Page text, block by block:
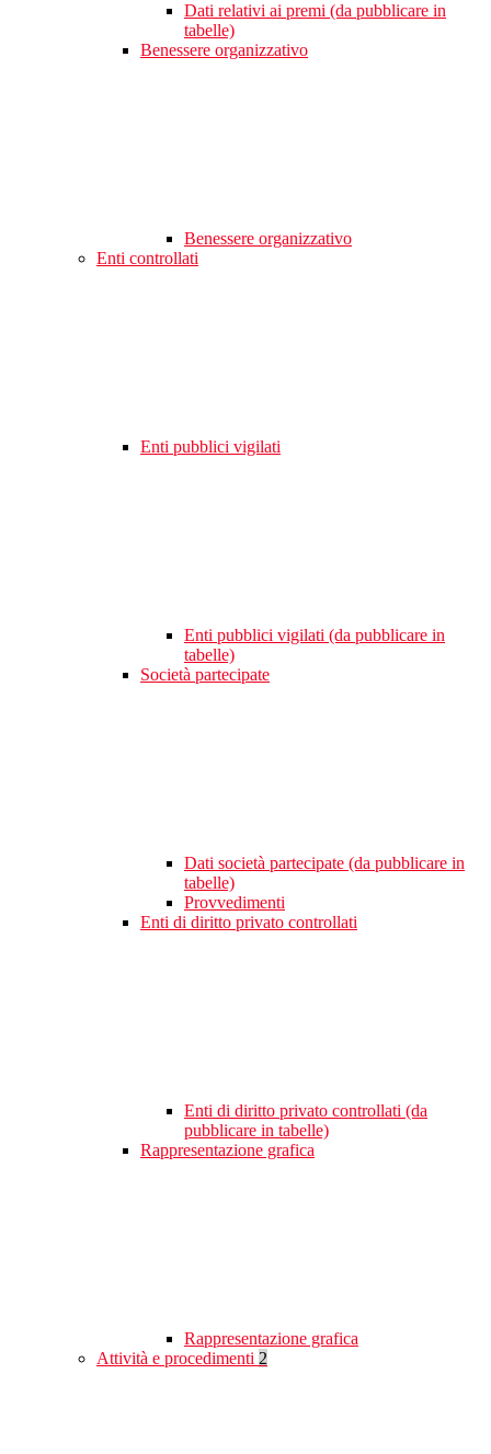
Dati relativi ai premi (da pubblicare in
tabelle)
Benessere organizzativo
Benessere organizzativo
Enti controllati
Enti pubblici vigilati
Enti pubblici vigilati (da pubblicare in
tabelle)
Società partecipate
Dati società partecipate (da pubblicare in
tabelle)
Provvedimenti
Enti di diritto privato controllati
Enti di diritto privato controllati (da
pubblicare in tabelle)
Rappresentazione grafica
Rappresentazione grafica
Attività e procedimenti 2